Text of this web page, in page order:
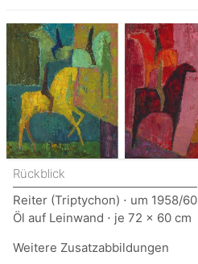
Rückblick
Reiter (Triptychon) ⋅ um 1958/60
Öl auf Leinwand ⋅ je 72 x 60 cm
Weitere Zusatzabbildungen